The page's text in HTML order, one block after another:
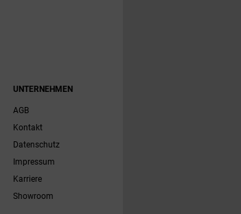
UNTERNEHMEN
AGB
Kontakt
Datenschutz
Impressum
Karriere
Showroom